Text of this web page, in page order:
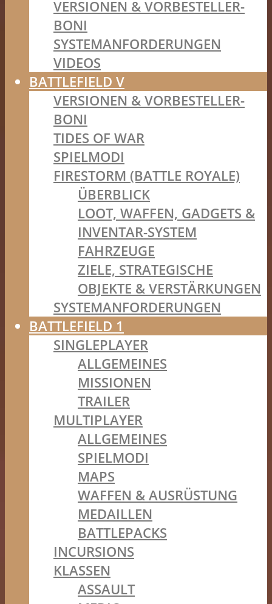
VERSIONEN & VORBESTELLER-
BONI
SYSTEMANFORDERUNGEN
VIDEOS
BATTLEFIELD V
VERSIONEN & VORBESTELLER-
BONI
TIDES OF WAR
SPIELMODI
FIRESTORM (BATTLE ROYALE)
ÜBERBLICK
LOOT, WAFFEN, GADGETS &
INVENTAR-SYSTEM
FAHRZEUGE
ZIELE, STRATEGISCHE
OBJEKTE & VERSTÄRKUNGEN
SYSTEMANFORDERUNGEN
BATTLEFIELD 1
SINGLEPLAYER
ALLGEMEINES
MISSIONEN
TRAILER
MULTIPLAYER
ALLGEMEINES
SPIELMODI
MAPS
WAFFEN & AUSRÜSTUNG
MEDAILLEN
BATTLEPACKS
INCURSIONS
KLASSEN
ASSAULT